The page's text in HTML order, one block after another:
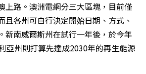
上路。澳洲電網分三大區塊，目前僅
且各州可自行決定開始日期、方式、
新南威爾斯州在試行一年後，於今年
亞州則打算先達成2030年的再生能源